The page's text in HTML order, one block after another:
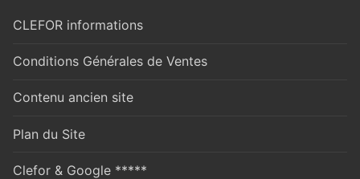
CLEFOR informations
Conditions Générales de Ventes
Contenu ancien site
Plan du Site
Clefor & Google *****